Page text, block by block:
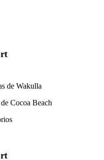
de Wakulla
Cocoa Beach